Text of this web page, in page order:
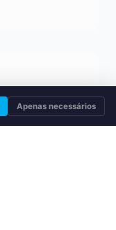
Apenas necessários